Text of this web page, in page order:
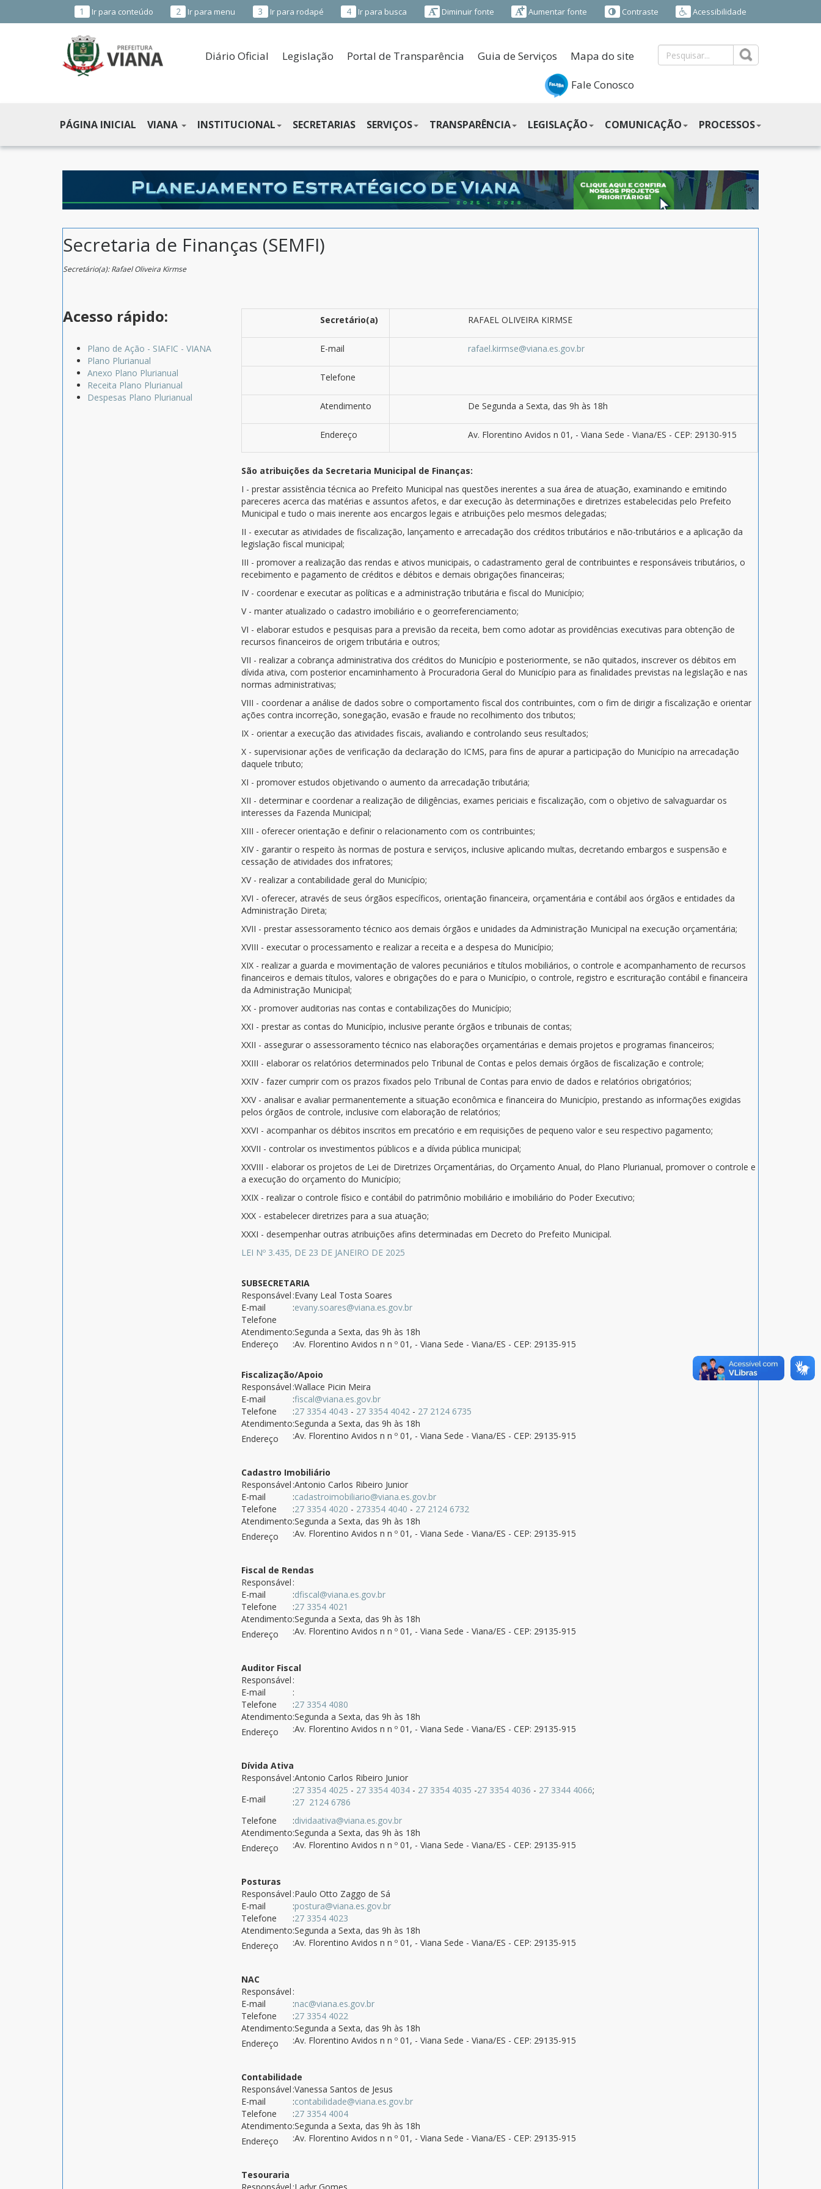
1 Ir para conteúdo 2 Ir para menu 3 Ir para rodapé 4 Ir para busca Diminuir fonte Aumentar fonte Contraste Acessibilidade
MUNICIPAL
DE
VIANA
ES
Diário Oficial Legislação Portal de Transparência Guia de Serviços Mapa do site
Fale Conosco
PÁGINA INICIAL VIANA INSTITUCIONAL SECRETARIAS SERVIÇOS TRANSPARÊNCIA LEGISLAÇÃO COMUNICAÇÃO PROCESSOS
Secretaria de Finanças (SEMFI)
Secretário(a): Rafael Oliveira Kirmse
Acesso rápido:
Plano de Ação - SIAFIC - VIANA
Plano Plurianual
Anexo Plano Plurianual
Receita Plano Plurianual
Despesas Plano Plurianual
Secretário(a) RAFAEL OLIVEIRA KIRMSE
E-mail rafael.kirmse@viana.es.gov.br
Telefone
Atendimento De Segunda a Sexta, das 9h às 18h
Endereço Av. Florentino Avidos n 01, - Viana Sede - Viana/ES - CEP: 29130-915
São atribuições da Secretaria Municipal de Finanças:
I - prestar assistência técnica ao Prefeito Municipal nas questões inerentes a sua área de atuação, examinando e emitindo
pareceres acerca das matérias e assuntos afetos, e dar execução às determinações e diretrizes estabelecidas pelo Prefeito
Municipal e tudo o mais inerente aos encargos legais e atribuições pelo mesmos delegadas;
II - executar as atividades de fiscalização, lançamento e arrecadação dos créditos tributários e não-tributários e a aplicação da
legislação fiscal municipal;
III - promover a realização das rendas e ativos municipais, o cadastramento geral de contribuintes e responsáveis tributários, o
recebimento e pagamento de créditos e débitos e demais obrigações financeiras;
IV - coordenar e executar as políticas e a administração tributária e fiscal do Município;
V - manter atualizado o cadastro imobiliário e o georreferenciamento;
VI - elaborar estudos e pesquisas para a previsão da receita, bem como adotar as providências executivas para obtenção de
recursos financeiros de origem tributária e outros;
VII - realizar a cobrança administrativa dos créditos do Município e posteriormente, se não quitados, inscrever os débitos em
dívida ativa, com posterior encaminhamento à Procuradoria Geral do Município para as finalidades previstas na legislação e nas
normas administrativas;
VIII - coordenar a análise de dados sobre o comportamento fiscal dos contribuintes, com o fim de dirigir a fiscalização e orientar
ações contra incorreção, sonegação, evasão e fraude no recolhimento dos tributos;
IX - orientar a execução das atividades fiscais, avaliando e controlando seus resultados;
X - supervisionar ações de verificação da declaração do ICMS, para fins de apurar a participação do Município na arrecadação
daquele tributo;
XI - promover estudos objetivando o aumento da arrecadação tributária;
XII - determinar e coordenar a realização de diligências, exames periciais e fiscalização, com o objetivo de salvaguardar os
interesses da Fazenda Municipal;
XIII - oferecer orientação e definir o relacionamento com os contribuintes;
XIV - garantir o respeito às normas de postura e serviços, inclusive aplicando multas, decretando embargos e suspensão e
cessação de atividades dos infratores;
XV - realizar a contabilidade geral do Município;
XVI - oferecer, através de seus órgãos específicos, orientação financeira, orçamentária e contábil aos órgãos e entidades da
Administração Direta;
XVII - prestar assessoramento técnico aos demais órgãos e unidades da Administração Municipal na execução orçamentária;
XVIII - executar o processamento e realizar a receita e a despesa do Município;
XIX - realizar a guarda e movimentação de valores pecuniários e títulos mobiliários, o controle e acompanhamento de recursos
financeiros e demais títulos, valores e obrigações do e para o Município, o controle, registro e escrituração contábil e financeira
da Administração Municipal;
XX - promover auditorias nas contas e contabilizações do Município;
XXI - prestar as contas do Município, inclusive perante órgãos e tribunais de contas;
XXII - assegurar o assessoramento técnico nas elaborações orçamentárias e demais projetos e programas financeiros;
XXIII - elaborar os relatórios determinados pelo Tribunal de Contas e pelos demais órgãos de fiscalização e controle;
XXIV - fazer cumprir com os prazos fixados pelo Tribunal de Contas para envio de dados e relatórios obrigatórios;
XXV - analisar e avaliar permanentemente a situação econômica e financeira do Município, prestando as informações exigidas
pelos órgãos de controle, inclusive com elaboração de relatórios;
XXVI - acompanhar os débitos inscritos em precatório e em requisições de pequeno valor e seu respectivo pagamento;
XXVII - controlar os investimentos públicos e a dívida pública municipal;
XXVIII - elaborar os projetos de Lei de Diretrizes Orçamentárias, do Orçamento Anual, do Plano Plurianual, promover o controle e
a execução do orçamento do Município;
XXIX - realizar o controle físico e contábil do patrimônio mobiliário e imobiliário do Poder Executivo;
XXX - estabelecer diretrizes para a sua atuação;
XXXI - desempenhar outras atribuições afins determinadas em Decreto do Prefeito Municipal.
LEI Nº 3.435, DE 23 DE JANEIRO DE 2025
SUBSECRETARIA
Responsável :Evany Leal Tosta Soares
E-mail
:evany.soares@viana.es.gov.br
Telefone
Atendimento:Segunda a Sexta, das 9h às 18h
Endereço
:Av. Florentino Avidos n n º 01, - Viana Sede - Viana/ES - CEP: 29135-915
Fiscalização/Apoio
Responsável :Wallace Picin Meira
E-mail
:fiscal@viana.es.gov.br
Telefone
:27 3354 4043 - 27 3354 4042 - 27 2124 6735
Atendimento:Segunda a Sexta, das 9h às 18h
Endereço
:Av. Florentino Avidos n n º 01, - Viana Sede - Viana/ES - CEP: 29135-915
Cadastro Imobiliário
Responsável :Antonio Carlos Ribeiro Junior
E-mail
:cadastroimobiliario@viana.es.gov.br
Telefone
:27 3354 4020 - 273354 4040 - 27 2124 6732
Atendimento:Segunda a Sexta, das 9h às 18h
Endereço
:Av. Florentino Avidos n n º 01, - Viana Sede - Viana/ES - CEP: 29135-915
Fiscal de Rendas
Responsável :
E-mail
:dfiscal@viana.es.gov.br
Telefone
:27 3354 4021
Atendimento:Segunda a Sexta, das 9h às 18h
Endereço
:Av. Florentino Avidos n n º 01, - Viana Sede - Viana/ES - CEP: 29135-915
Auditor Fiscal
Responsável :
E-mail
:
Telefone
:27 3354 4080
Atendimento:Segunda a Sexta, das 9h às 18h
Endereço
:Av. Florentino Avidos n n º 01, - Viana Sede - Viana/ES - CEP: 29135-915
Dívida Ativa
Responsável :Antonio Carlos Ribeiro Junior
E-mail
:27 3354 4025 - 27 3354 4034 - 27 3354 4035 -27 3354 4036 - 27 3344 4066;
:27 2124 6786
Telefone
:dividaativa@viana.es.gov.br
Atendimento:Segunda a Sexta, das 9h às 18h
Endereço
:Av. Florentino Avidos n n º 01, - Viana Sede - Viana/ES - CEP: 29135-915
Posturas
Responsável :Paulo Otto Zaggo de Sá
E-mail
:postura@viana.es.gov.br
Telefone
:27 3354 4023
Atendimento:Segunda a Sexta, das 9h às 18h
Endereço
:Av. Florentino Avidos n n º 01, - Viana Sede - Viana/ES - CEP: 29135-915
NAC
Responsável :
E-mail
:nac@viana.es.gov.br
Telefone
:27 3354 4022
Atendimento:Segunda a Sexta, das 9h às 18h
Endereço
:Av. Florentino Avidos n n º 01, - Viana Sede - Viana/ES - CEP: 29135-915
Contabilidade
Responsável :Vanessa Santos de Jesus
E-mail
:contabilidade@viana.es.gov.br
Telefone
:27 3354 4004
Atendimento:Segunda a Sexta, das 9h às 18h
Endereço
:Av. Florentino Avidos n n º 01, - Viana Sede - Viana/ES - CEP: 29135-915
Tesouraria